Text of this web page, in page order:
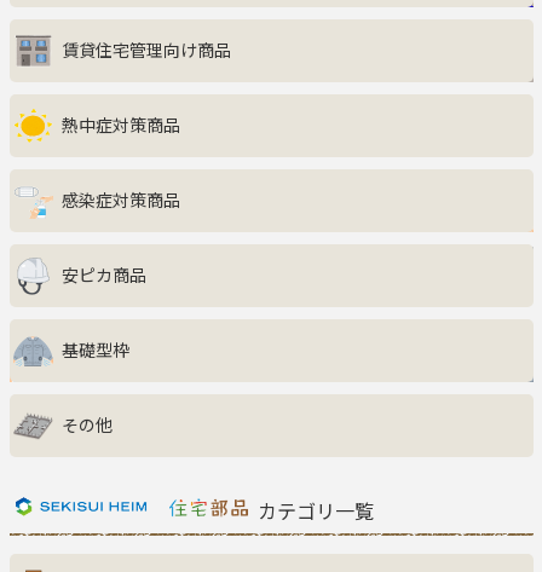
エクステリア
サニタリー・ランドリー
ファッション・美容・健康
生活雑貨・グルメ・キッズ
賃貸住宅管理向け商品
熱中症対策商品
感染症対策商品
安ピカ商品
基礎型枠
その他
カテゴリ一覧